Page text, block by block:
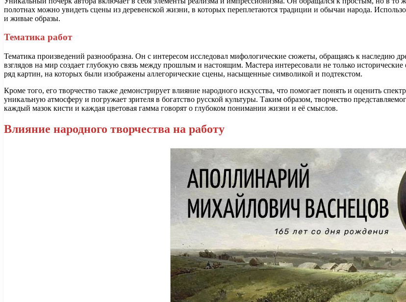
полотнах можно увидеть сцены из деревенской жизни, в которых переплетаются традиции и обычаи народа.
и живые образы.
Тематика работ
Тематика произведений разнообразна. Он с интересом исследовал мифологические сюжеты, обращаясь к наследию
взглядов на мир создает глубокую связь между прошлым и настоящим. Мастера интересовали не только
ряд картин, на которых были изображены аллегорические сцены, насыщенные символикой и подтекстом.
Кроме того, его творчество также демонстрирует влияние народного искусства, что помогает понять и оценить
уникальную атмосферу и погружает зрителя в богатство русской культуры. Таким образом, творчество
каждый мазок кисти и каждая цветовая гамма говорят о глубоком понимании жизни и её смыслов.
Влияние народного творчества на работу